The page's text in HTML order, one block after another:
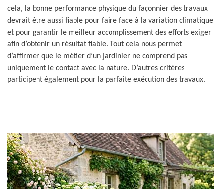
cela, la bonne performance physique du façonnier des travaux
devrait être aussi fiable pour faire face à la variation climatique
et pour garantir le meilleur accomplissement des efforts exiger
afin d’obtenir un résultat fiable. Tout cela nous permet
d’affirmer que le métier d’un jardinier ne comprend pas
uniquement le contact avec la nature. D’autres critères
participent également pour la parfaite exécution des travaux.